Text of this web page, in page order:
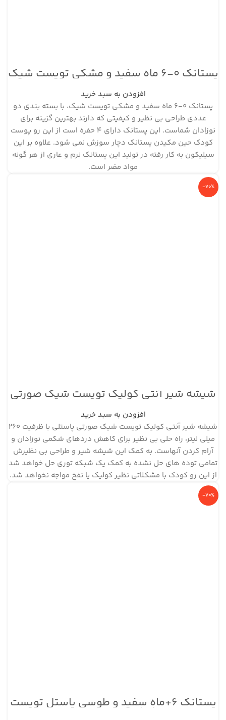
پستانک ۰-۶ ماه سفید و مشکی تویست شیک
افزودن به سبد خرید
پستانک ۰-۶ ماه سفید و مشکی تویست شیک، با بسته بندی دو
عددی طراحی بی نظیر و کیفیتی که دارند بهترین گزینه برای
نوزادان شماست. این پستانک دارای ۴ حفره است از این رو پوست
کودک حین مکیدن پستانک دچار سوزش نمی شود. علاوه بر این
سیلیکون به کار رفته در تولید این پستانک نرم و عاری از هر گونه
مواد مضر است.
-70%
شیشه شیر آنتی کولیک تویست شیک صورتی
پاستلی ظرفیت ۲۶۰ میلی لیتر
افزودن به سبد خرید
شیشه شیر آنتی کولیک تویست شیک صورتی پاستلی با ظرفیت 260
میلی لیتر، راه حلی بی نظیر برای کاهش دردهای شکمی نوزادان و
آرام کردن آنهاست. به کمک این شیشه شیر و طراحی بی نظیرش
تمامی توده های حل نشده به کمک یک شبکه توری حل خواهد شد
از این رو کودک با مشکلاتی نظیر کولیک یا نفخ مواجه نخواهد شد.
-70%
پستانک ۶+ماه سفید و طوسی پاستل تویست
شیک بسته ۲ عددی